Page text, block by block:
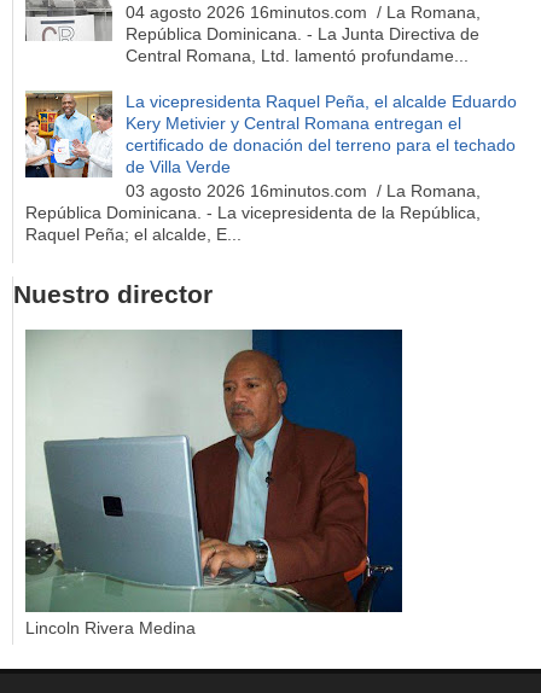
04 agosto 2026 16minutos.com / La Romana,
República Dominicana. - La Junta Directiva de
Central Romana, Ltd. lamentó profundame...
La vicepresidenta Raquel Peña, el alcalde Eduardo
Kery Metivier y Central Romana entregan el
certificado de donación del terreno para el techado
de Villa Verde
03 agosto 2026 16minutos.com / La Romana,
República Dominicana. - La vicepresidenta de la República,
Raquel Peña; el alcalde, E...
Nuestro director
Lincoln Rivera Medina